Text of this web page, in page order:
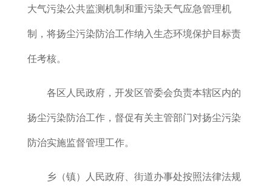
大气污染公共监测机制和重污染天气应急管理机
制，将扬尘污染防治工作纳入生态环境保护目标责
任考核。
各区人民政府 ， 开发区管委会负责本辖区内的
扬尘污染防治工作， 督促有关主管部门对扬尘污染
防治实施监督管理工作。
乡（镇）人民政府、街道办事处按照法律法规